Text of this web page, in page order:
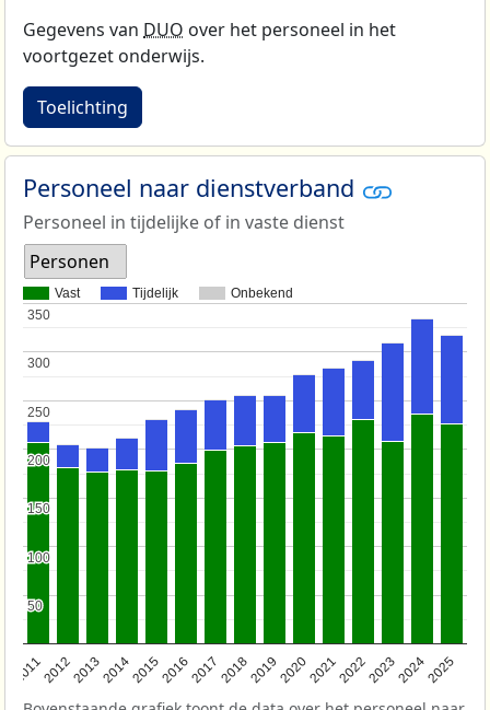
Gegevens van DUO over het personeel in het
voortgezet onderwijs.
Toelichting
Personeel naar dienstverband
Personeel in tijdelijke of in vaste dienst
Personen
Vast Tijdelijk Onbekend
201120122013201420152016201720182019202020212022202320242025
50
50
100
100
150
150
200
200
250
250
300
300
350
350